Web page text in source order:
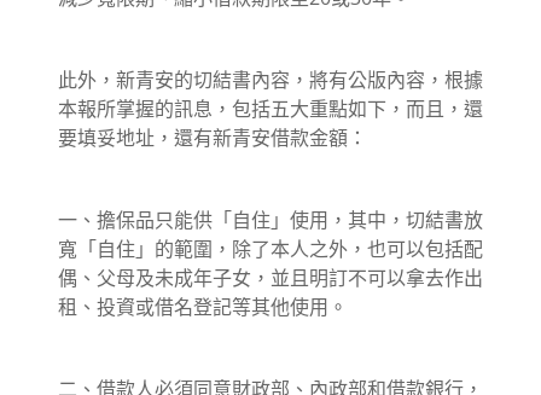
此外，新青安的切結書內容，將有公版內容，根據
本報所掌握的訊息，包括五大重點如下，而且，還
要填妥地址，還有新青安借款金額：
一、擔保品只能供「自住」使用，其中，切結書放
寬「自住」的範圍，除了本人之外，也可以包括配
偶、父母及未成年子女，並且明訂不可以拿去作出
租、投資或借名登記等其他使用。
二、借款人必須同意財政部、內政部和借款銀行，